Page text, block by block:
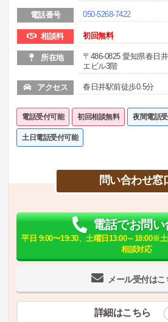
電話番号 050-5268-7422
相談料 初回無料
所在地
〒486-0825 愛知県春日
エビル3階
アクセス 春日井駅前徒歩0.5分
電話受付可能 初回相談無料 夜間電話
土日電話受付可能
問い合わせ窓
メール受付はこ
電話でお問い
平日 9:00〜19:30、土曜日13:00～18:00※
相談対応
詳細はこちら